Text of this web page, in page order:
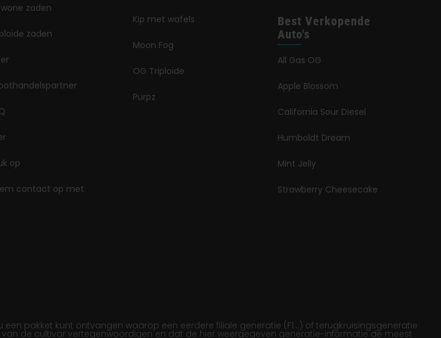
zaden
zaden
op
contact op met
Kip met wafels
Moon Fog
OG Triploïde
Purpz
Best Verkopende
Auto's
All Gas OG
Apple Blossom
California Sour Diesel
Humboldt Dream
Mint Jelly
Strawberry Cheesecake
pakket kunt ontvangen waarop een eerdere filiale generatie (F1…) of terugkruisingsgeneratie
de cultivar vertegenwoordigen en dat de hier weergegeven generatie-informatie de meest